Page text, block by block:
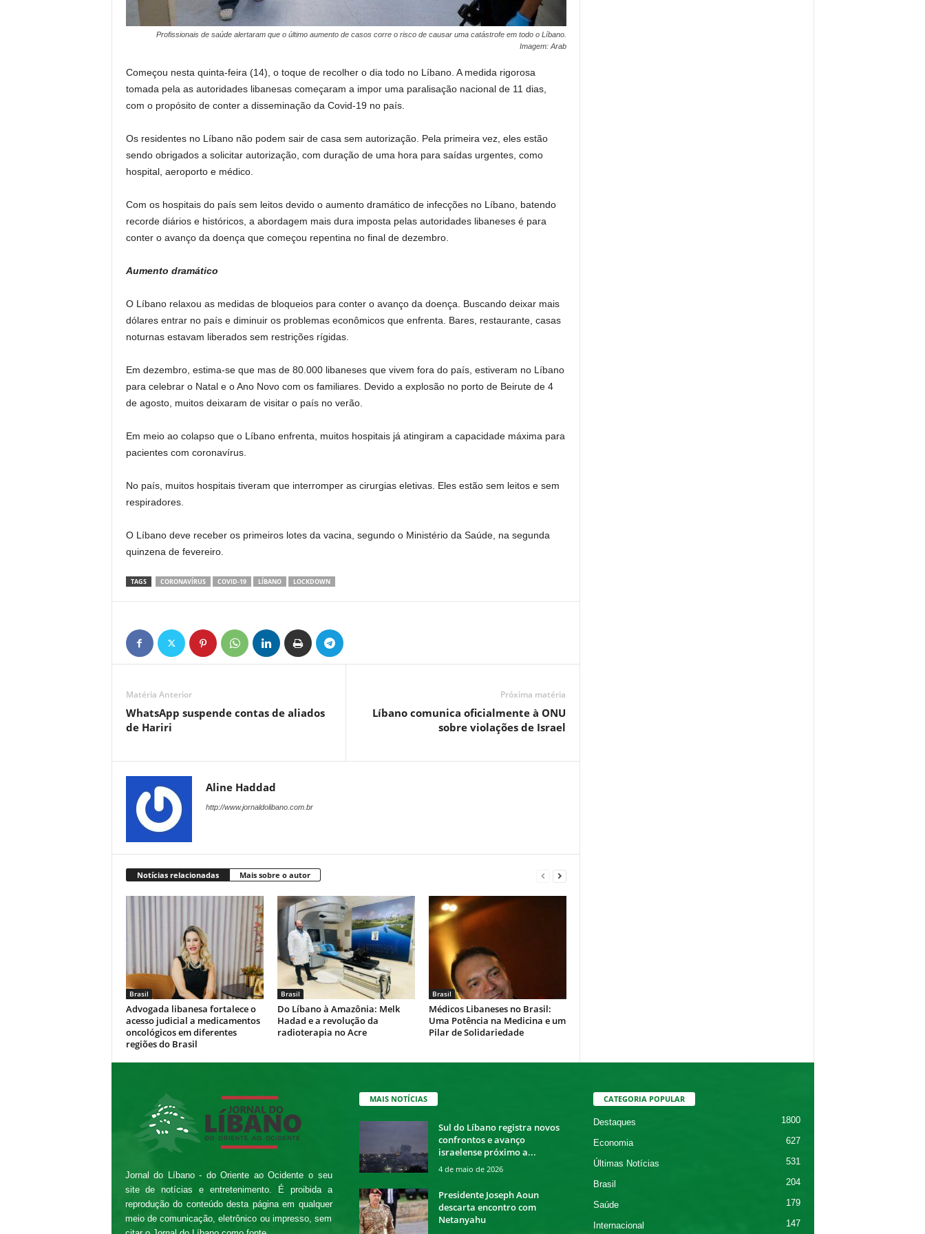
Profissionais de saúde alertaram que o último aumento de casos corre o risco de causar uma catástrofe em todo o Líbano.
Imagem: Arab
Começou nesta quinta-feira (14), o toque de recolher o dia todo no Líbano. A medida rigorosa
tomada pela as autoridades libanesas começaram a impor uma paralisação nacional de 11 dias,
com o propósito de conter a disseminação da Covid-19 no país.
Os residentes no Líbano não podem sair de casa sem autorização. Pela primeira vez, eles estão
sendo obrigados a solicitar autorização, com duração de uma hora para saídas urgentes, como
hospital, aeroporto e médico.
Com os hospitais do país sem leitos devido o aumento dramático de infecções no Líbano, batendo
recorde diários e históricos, a abordagem mais dura imposta pelas autoridades libaneses é para
conter o avanço da doença que começou repentina no final de dezembro.
Aumento dramático
O Líbano relaxou as medidas de bloqueios para conter o avanço da doença. Buscando deixar mais
dólares entrar no país e diminuir os problemas econômicos que enfrenta. Bares, restaurante, casas
noturnas estavam liberados sem restrições rígidas.
Em dezembro, estima-se que mas de 80.000 libaneses que vivem fora do país, estiveram no Líbano
para celebrar o Natal e o Ano Novo com os familiares. Devido a explosão no porto de Beirute de 4
de agosto, muitos deixaram de visitar o país no verão.
Em meio ao colapso que o Líbano enfrenta, muitos hospitais já atingiram a capacidade máxima para
pacientes com coronavírus.
No país, muitos hospitais tiveram que interromper as cirurgias eletivas. Eles estão sem leitos e sem
respiradores.
O Líbano deve receber os primeiros lotes da vacina, segundo o Ministério da Saúde, na segunda
quinzena de fevereiro.
TAGS CORONAVÍRUS COVID-19 LÍBANO LOCKDOWN
Matéria Anterior
WhatsApp suspende contas de aliados
de Hariri
Próxima matéria
Líbano comunica oficialmente à ONU
sobre violações de Israel
Aline Haddad
http://www.jornaldolibano.com.br
Notícias relacionadas Mais sobre o autor
Brasil
Advogada libanesa fortalece o
acesso judicial a medicamentos
oncológicos em diferentes
regiões do Brasil
Brasil
Do Líbano à Amazônia: Melk
Hadad e a revolução da
radioterapia no Acre
Brasil
Médicos Libaneses no Brasil:
Uma Potência na Medicina e um
Pilar de Solidariedade
Jornal do Líbano - do Oriente ao Ocidente o seu
site de notícias e entretenimento. É proibida a
reprodução do conteúdo desta página em qualquer
meio de comunicação, eletrônico ou impresso, sem
MAIS NOTÍCIAS
Sul do Líbano registra novos
confrontos e avanço
israelense próximo a...
4 de maio de 2026
Presidente Joseph Aoun
descarta encontro com
Netanyahu
CATEGORIA POPULAR
Destaques 1800
Economia 627
Últimas Notícias 531
Brasil 204
Saúde 179
Internacional 147